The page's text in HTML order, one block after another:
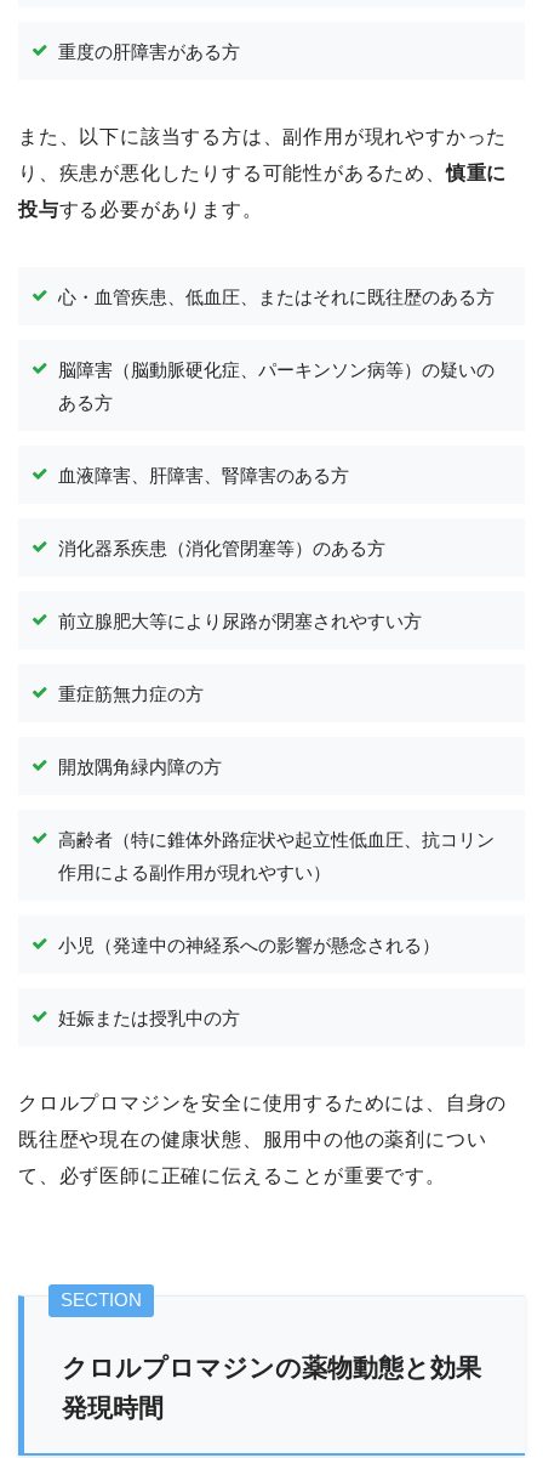
重度の肝障害がある方
また、以下に該当する方は、副作用が現れやすかった
り、疾患が悪化したりする可能性があるため、慎重に
投与する必要があります。
心・血管疾患、低血圧、またはそれに既往歴のある方
脳障害（脳動脈硬化症、パーキンソン病等）の疑いの
ある方
血液障害、肝障害、腎障害のある方
消化器系疾患（消化管閉塞等）のある方
前立腺肥大等により尿路が閉塞されやすい方
重症筋無力症の方
開放隅角緑内障の方
高齢者（特に錐体外路症状や起立性低血圧、抗コリン
作用による副作用が現れやすい）
小児（発達中の神経系への影響が懸念される）
妊娠または授乳中の方
クロルプロマジンを安全に使用するためには、自身の
既往歴や現在の健康状態、服用中の他の薬剤につい
て、必ず医師に正確に伝えることが重要です。
クロルプロマジンの薬物動態と効果
発現時間